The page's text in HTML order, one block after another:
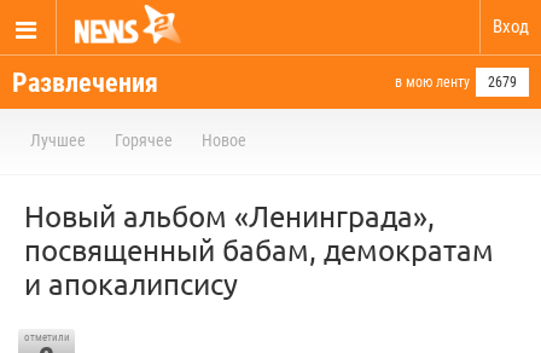
Вход
Развлечения в мою ленту 2679
Лучшее Горячее Новое
Новый альбом «Ленинграда»,
посвященный бабам, демократам
и апокалипсису
отметили